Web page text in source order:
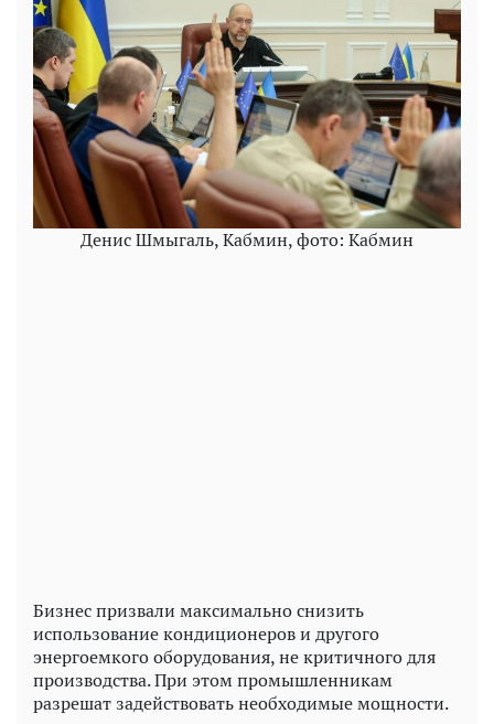
Денис Шмыгаль, Кабмин, фото: Кабмин
Бизнес призвали максимально снизить
использование кондиционеров и другого
энергоемкого оборудования, не критичного для
производства. При этом промышленникам
разрешат задействовать необходимые мощности.